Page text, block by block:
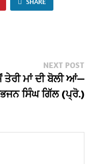
NEXT POST
ਤੇਰੀ ਮਾਂ ਦੀ ਬੋਲੀ ਆਂ—
ਸਿੰਘ ਗਿੱਲ (ਪ੍ਰੋ.)